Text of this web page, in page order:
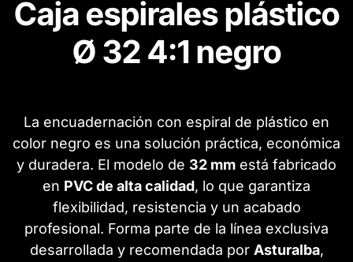
Caja espirales plástico
Ø 32 4:1 negro
La encuadernación con espiral de plástico en
color negro es una solución práctica, económica
y duradera. El modelo de 32 mm está fabricado
en PVC de alta calidad, lo que garantiza
flexibilidad, resistencia y un acabado
profesional. Forma parte de la línea exclusiva
desarrollada y recomendada por Asturalba,